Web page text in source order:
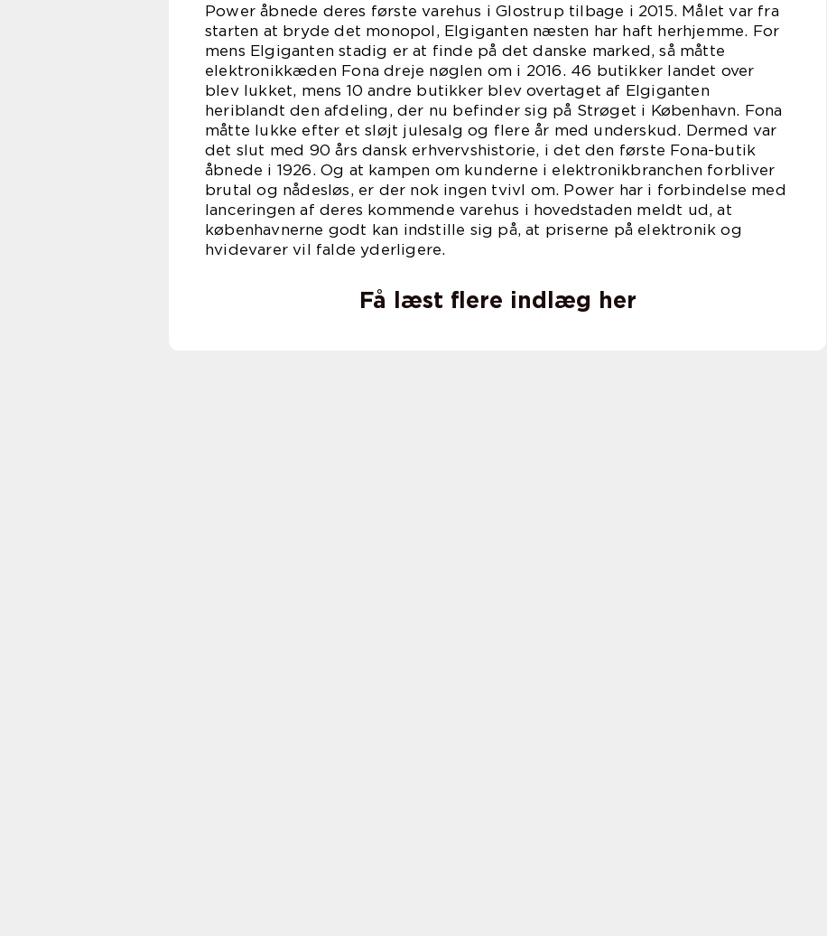
Power åbnede deres første varehus i Glostrup tilbage i 2015. Målet var fra
starten at bryde det monopol, Elgiganten næsten har haft herhjemme. For
mens Elgiganten stadig er at finde på det danske marked, så måtte
elektronikkæden Fona dreje nøglen om i 2016. 46 butikker landet over
blev lukket, mens 10 andre butikker blev overtaget af Elgiganten
heriblandt den afdeling, der nu befinder sig på Strøget i København. Fona
måtte lukke efter et sløjt julesalg og flere år med underskud. Dermed var
det slut med 90 års dansk erhvervshistorie, i det den første Fona-butik
åbnede i 1926. Og at kampen om kunderne i elektronikbranchen forbliver
brutal og nådesløs, er der nok ingen tvivl om. Power har i forbindelse med
lanceringen af deres kommende varehus i hovedstaden meldt ud, at
københavnerne godt kan indstille sig på, at priserne på elektronik og
hvidevarer vil falde yderligere.
Få læst flere indlæg her